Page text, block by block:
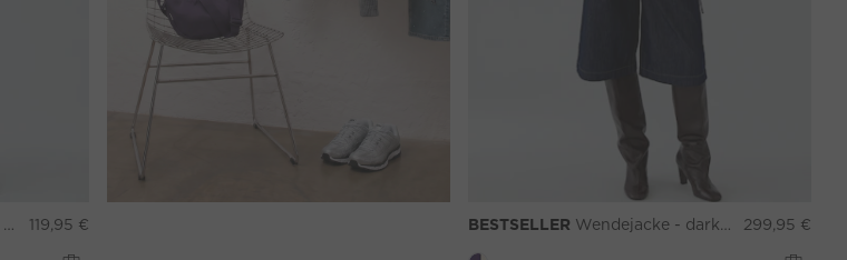
119,95 € BESTSELLER Wendejacke - darkviolett blue 299,95 €